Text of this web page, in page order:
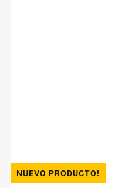
NUEVO PRODUCTO!